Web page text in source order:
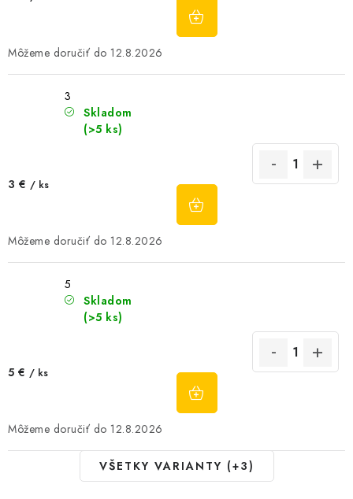
DO
12.8.2026
3
Skladom
(>5 ks)
3 € / ks DO
12.8.2026
5
Skladom
(>5 ks)
5 € / ks DO
12.8.2026
VŠETKY VARIANTY (+3)